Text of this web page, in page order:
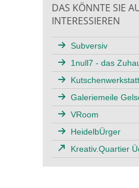
DAS KÖNNTE SIE
INTERESSIEREN
Subversiv
1null7 - das
Kutschenwerkstatt
Galeriemeile
VRoom
HeidelbÜrger
Kreativ.Quartier